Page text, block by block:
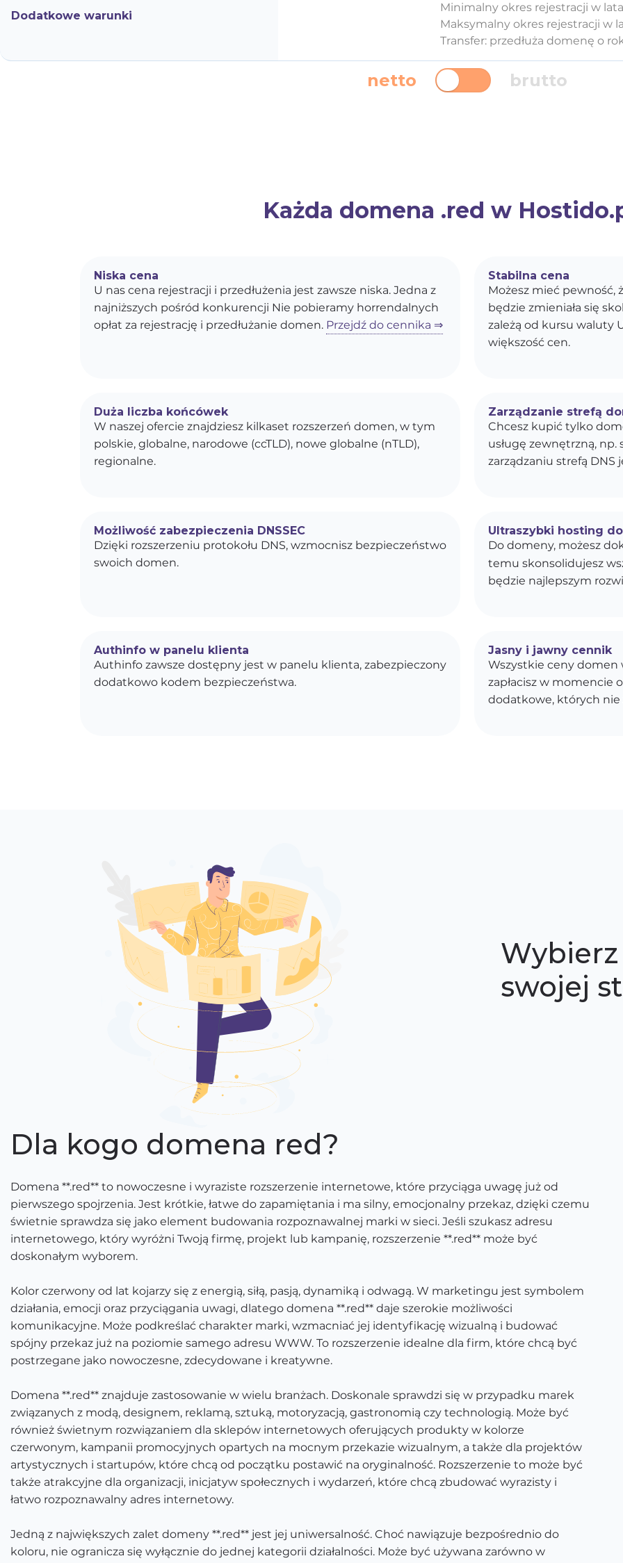
Dodatkowe warunki
Minimalny okres rejestracji w
Maksymalny okres rejestracji w
Transfer: przedłuża domenę o
netto brutto
Każda domena .red w
Niska cena
U nas cena rejestracji i przedłużenia jest zawsze niska. Jedna z
najniższych pośród konkurencji Nie pobieramy horrendalnych
opłat za rejestrację i przedłużanie domen. Przejdź do cennika ⇒
Stabilna cena
Możesz mieć pewność,
będzie zmieniała się
zależą od kursu waluty
większość cen.
Duża liczba końcówek
W naszej ofercie znajdziesz kilkaset rozszerzeń domen, w tym
polskie, globalne, narodowe (ccTLD), nowe globalne (nTLD),
regionalne.
Zarządzanie strefą
Chcesz kupić tylko
usługę zewnętrzną,
zarządzaniu strefą DNS
Możliwość zabezpieczenia DNSSEC
Dzięki rozszerzeniu protokołu DNS, wzmocnisz bezpieczeństwo
swoich domen.
Ultraszybki hosting
Do domeny, możesz
temu skonsolidujesz
będzie najlepszym
Authinfo w panelu klienta
Authinfo zawsze dostępny jest w panelu klienta, zabezpieczony
dodatkowo kodem bezpieczeństwa.
Jasny i jawny cennik
Wszystkie ceny domen
zapłacisz w momencie
dodatkowe, których nie
swojej
Dla kogo domena red?
Domena **.red** to nowoczesne i wyraziste rozszerzenie internetowe, które przyciąga uwagę już od
pierwszego spojrzenia. Jest krótkie, łatwe do zapamiętania i ma silny, emocjonalny przekaz, dzięki czemu
świetnie sprawdza się jako element budowania rozpoznawalnej marki w sieci. Jeśli szukasz adresu
internetowego, który wyróżni Twoją firmę, projekt lub kampanię, rozszerzenie **.red** może być
doskonałym wyborem.
Kolor czerwony od lat kojarzy się z energią, siłą, pasją, dynamiką i odwagą. W marketingu jest symbolem
działania, emocji oraz przyciągania uwagi, dlatego domena **.red** daje szerokie możliwości
komunikacyjne. Może podkreślać charakter marki, wzmacniać jej identyfikację wizualną i budować
spójny przekaz już na poziomie samego adresu WWW. To rozszerzenie idealne dla firm, które chcą być
postrzegane jako nowoczesne, zdecydowane i kreatywne.
Domena **.red** znajduje zastosowanie w wielu branżach. Doskonale sprawdzi się w przypadku marek
związanych z modą, designem, reklamą, sztuką, motoryzacją, gastronomią czy technologią. Może być
również świetnym rozwiązaniem dla sklepów internetowych oferujących produkty w kolorze
czerwonym, kampanii promocyjnych opartych na mocnym przekazie wizualnym, a także dla projektów
artystycznych i startupów, które chcą od początku postawić na oryginalność. Rozszerzenie to może być
także atrakcyjne dla organizacji, inicjatyw społecznych i wydarzeń, które chcą zbudować wyrazisty i
łatwo rozpoznawalny adres internetowy.
Jedną z największych zalet domeny **.red** jest jej uniwersalność. Choć nawiązuje bezpośrednio do
koloru, nie ogranicza się wyłącznie do jednej kategorii działalności. Może być używana zarówno w